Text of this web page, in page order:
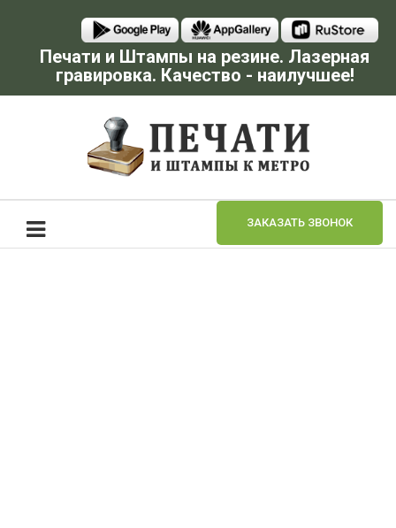
Печати и Штампы на резине. Лазерная
гравировка. Качество - наилучшее!
ЗАКАЗАТЬ ЗВОНОК